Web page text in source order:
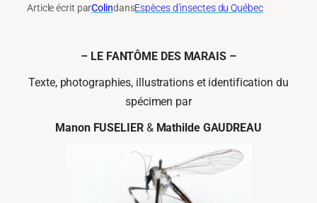
Article écrit parColindansEspèces d’insectes du Québec
– LE FANTÔME DES MARAIS –
Texte, photographies, illustrations et identification du
spécimen par
Manon FUSELIER & Mathilde GAUDREAU